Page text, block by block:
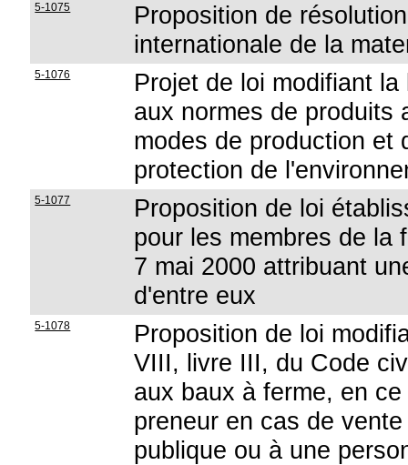
5-1075
Proposition de
internationale de la
5-1076
Projet de loi modifiant
aux normes de produits
modes de production et
protection de
5-1077
Proposition de loi
pour les membres de la
7 mai 2000 attribuant
d'entre eux
5-1078
Proposition de loi
VIII, livre III, du Code
aux baux à ferme, en
preneur en cas de
publique ou à une